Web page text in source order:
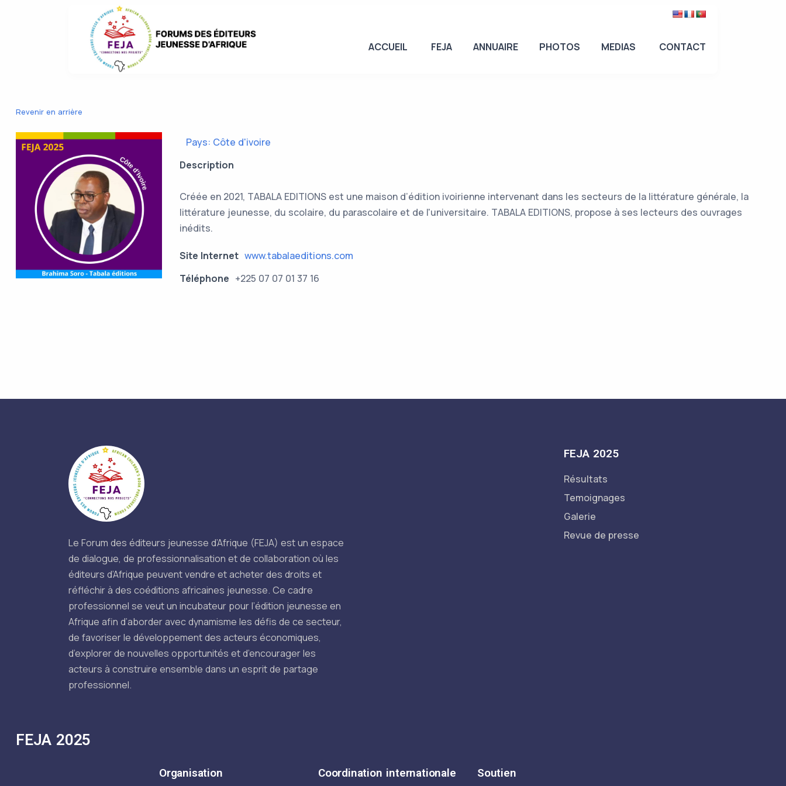
ACCUEIL FEJA ANNUAIRE PHOTOS MEDIAS CONTACT
Revenir en arrière
Pays: Côte d'ivoire
Description
Créée en 2021, TABALA EDITIONS est une maison d’édition ivoirienne intervenant dans les secteurs de la littérature générale, la
littérature jeunesse, du scolaire, du parascolaire et de l'universitaire. TABALA EDITIONS, propose à ses lecteurs des ouvrages
inédits.
Site Internet www.tabalaeditions.com
Téléphone +225 07 07 01 37 16
Le Forum des éditeurs jeunesse d’Afrique (FEJA) est un espace
de dialogue, de professionnalisation et de collaboration où les
éditeurs d’Afrique peuvent vendre et acheter des droits et
réfléchir à des coéditions africaines jeunesse. Ce cadre
professionnel se veut un incubateur pour l’édition jeunesse en
Afrique afin d’aborder avec dynamisme les défis de ce secteur,
de favoriser le développement des acteurs économiques,
d’explorer de nouvelles opportunités et d’encourager les
acteurs à construire ensemble dans un esprit de partage
professionnel.
FEJA 2025
Résultats
Temoignages
Galerie
Revue de presse
FEJA 2025
Organisation Coordination internationale Soutien